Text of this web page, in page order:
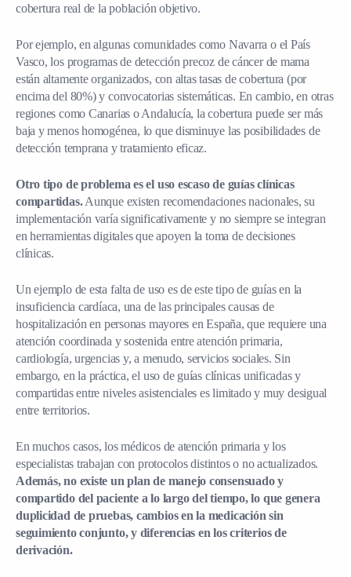
cobertura real de la población objetivo.
Por ejemplo, en algunas comunidades como Navarra o el País
Vasco, los programas de detección precoz de cáncer de mama
están altamente organizados, con altas tasas de cobertura (por
encima del 80%) y convocatorias sistemáticas. En cambio, en otras
regiones como Canarias o Andalucía, la cobertura puede ser más
baja y menos homogénea, lo que disminuye las posibilidades de
detección temprana y tratamiento eficaz.
Otro tipo de problema es el uso escaso de guías clínicas
compartidas.Aunque existen recomendaciones nacionales, su
implementación varía significativamente y no siempre se integran
en herramientas digitales que apoyen la toma de decisiones
clínicas.
Un ejemplo de esta falta de uso es de este tipo de guías en la
insuficiencia cardíaca, una de las principales causas de
hospitalización en personas mayores en España, que requiere una
atención coordinada y sostenida entre atención primaria,
cardiología, urgencias y, a menudo, servicios sociales. Sin
embargo, en la práctica, el uso de guías clínicas unificadas y
compartidas entre niveles asistenciales es limitado y muy desigual
entre territorios.
En muchos casos, los médicos de atención primaria y los
especialistas trabajan con protocolos distintos o no actualizados.
Además, no existe un plan de manejo consensuado y
compartido del paciente a lo largo del tiempo, lo que genera
duplicidad de pruebas, cambios en la medicación sin
seguimiento conjunto, y diferencias en los criterios de
derivación.